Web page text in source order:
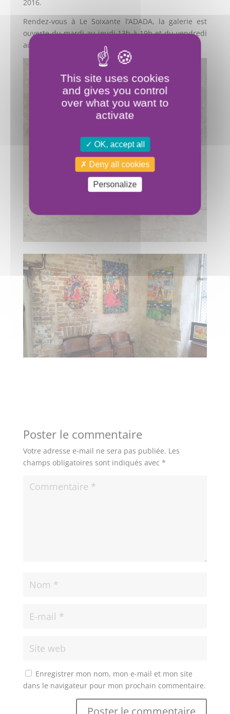
2016.
Rendez-vous à Le Soixante l’ADADA, la galerie est
ouverte du mardi au jeudi 13h à 19h et du vendredi
au dimanche de 16h à 20h.
Poster le commentaire
Votre adresse e-mail ne sera pas publiée. Les
champs obligatoires sont indiqués avec *
Enregistrer mon nom, mon e-mail et mon site
dans le navigateur pour mon prochain commentaire.
This site uses cookies
and gives you control
over what you want to
activate
OK, accept all
Deny all cookies
Personalize